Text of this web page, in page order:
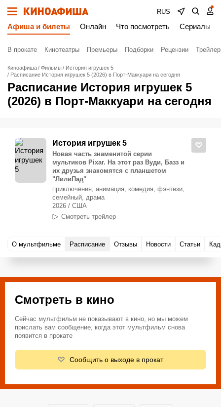
RUS
Афиша и билеты Онлайн Что посмотреть Сериалы
В прокате Кинотеатры Премьеры Подборки Рецензии
Киноафиша Фильмы
История игрушек 5
Расписание История игрушек 5 (2026) в Порт-Маккуари на сегодня
Расписание История игрушек 5
(2026) в Порт-Маккуари на сегодня
История игрушек 5
Новая часть знаменитой серии
мультиков Pixar. На этот раз Вуди, Базз и
их друзья знакомятся с планшетом
"ЛилиПад"
приключения, анимация, комедия, фэнтези,
семейный, драма
2026 / США
Смотреть трейлер
О мультфильме Расписание Отзывы Новости Статьи
Смотреть в кино
Сейчас мультфильм не показывают в кино, но мы можем
прислать вам сообщение, когда этот мультфильм снова
появится в прокате
Сообщить о выходе в прокат